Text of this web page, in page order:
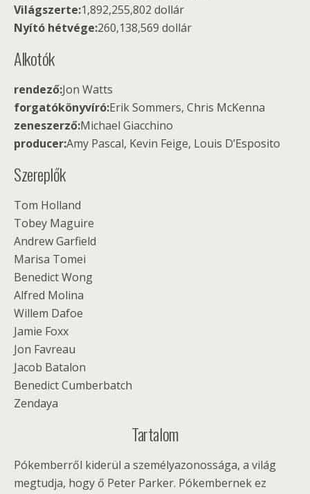
Világszerte:1,892,255,802 dollár
Nyító hétvége:260,138,569 dollár
Alkotók
rendező:Jon Watts
forgatókönyvíró:Erik Sommers, Chris McKenna
zeneszerző:Michael Giacchino
producer:Amy Pascal, Kevin Feige, Louis D’Esposito
Szereplők
Tom Holland
Tobey Maguire
Andrew Garfield
Marisa Tomei
Benedict Wong
Alfred Molina
Willem Dafoe
Jamie Foxx
Jon Favreau
Jacob Batalon
Benedict Cumberbatch
Zendaya
Tartalom
Pókemberről kiderül a személyazonossága, a világ
megtudja, hogy ő Peter Parker. Pókembernek ez